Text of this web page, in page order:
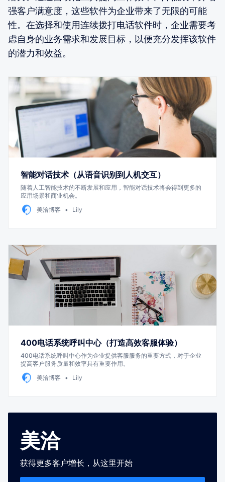
强客户满意度，这些软件为企业带来了无限的可能
性。在选择和使用连续拨打电话软件时，企业需要考
虑自身的业务需求和发展目标，以便充分发挥该软件
的潜力和效益。
智能对话技术（从语音识别到人机交互）
随着人工智能技术的不断发展和应用，智能对话技术将会得到更多的
应用场景和商业机会。
美洽博客
Lily
400电话系统呼叫中心（打造高效客服体验）
400电话系统呼叫中心作为企业提供客服服务的重要方式，对于企业
提高客户服务质量和效率具有重要作用。
美洽博客
Lily
美洽
获得更多客户增长，从这里开始